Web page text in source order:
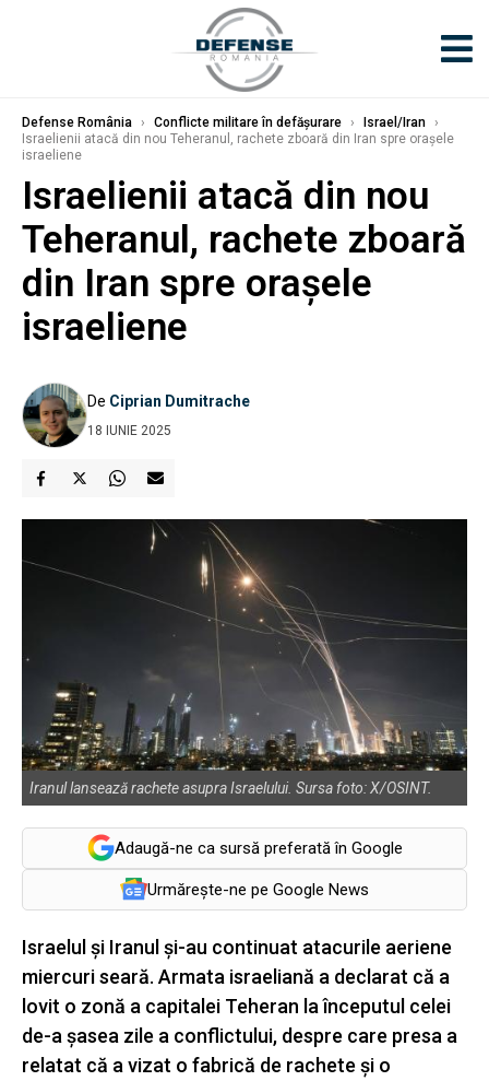
Defense România › Conflicte militare în defășurare › Israel/Iran ›
Israelienii atacă din nou Teheranul, rachete zboară din Iran spre orașele
israeliene
Israelienii atacă din nou
Teheranul, rachete zboară
din Iran spre orașele
israeliene
De Ciprian Dumitrache
18 IUNIE 2025
Iranul lansează rachete asupra Israelului. Sursa foto: X/OSINT.
Adaugă-ne ca sursă preferată în Google
Urmărește-ne pe Google News
Israelul și Iranul și-au continuat atacurile aeriene
miercuri seară. Armata israeliană a declarat că a
lovit o zonă a capitalei Teheran la începutul celei
de-a șasea zile a conflictului, despre care presa a
relatat că a vizat o fabrică de rachete și o